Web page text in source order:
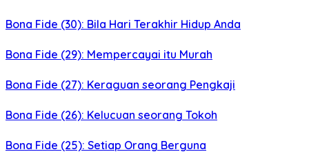
Bona Fide (30): Bila Hari Terakhir Hidup Anda
Bona Fide (29): Mempercayai itu Murah
Bona Fide (27): Keraguan seorang Pengkaji
Bona Fide (26): Kelucuan seorang Tokoh
Bona Fide (25): Setiap Orang Berguna